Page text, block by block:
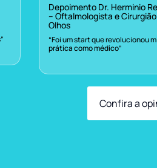
Depoimento Dr. Herminio
– Oftalmologista e
Olhos
“Foi um start que revolucionou
prática como médico”
Confira a